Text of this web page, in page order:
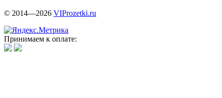
© 2014—2026 VIProzetki.ru
Принимаем к оплате: